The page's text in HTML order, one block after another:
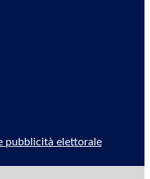
pubblicità elettorale